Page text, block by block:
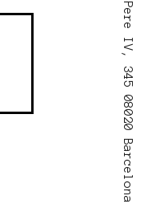
Pere IV, 345 08020 Barcelona